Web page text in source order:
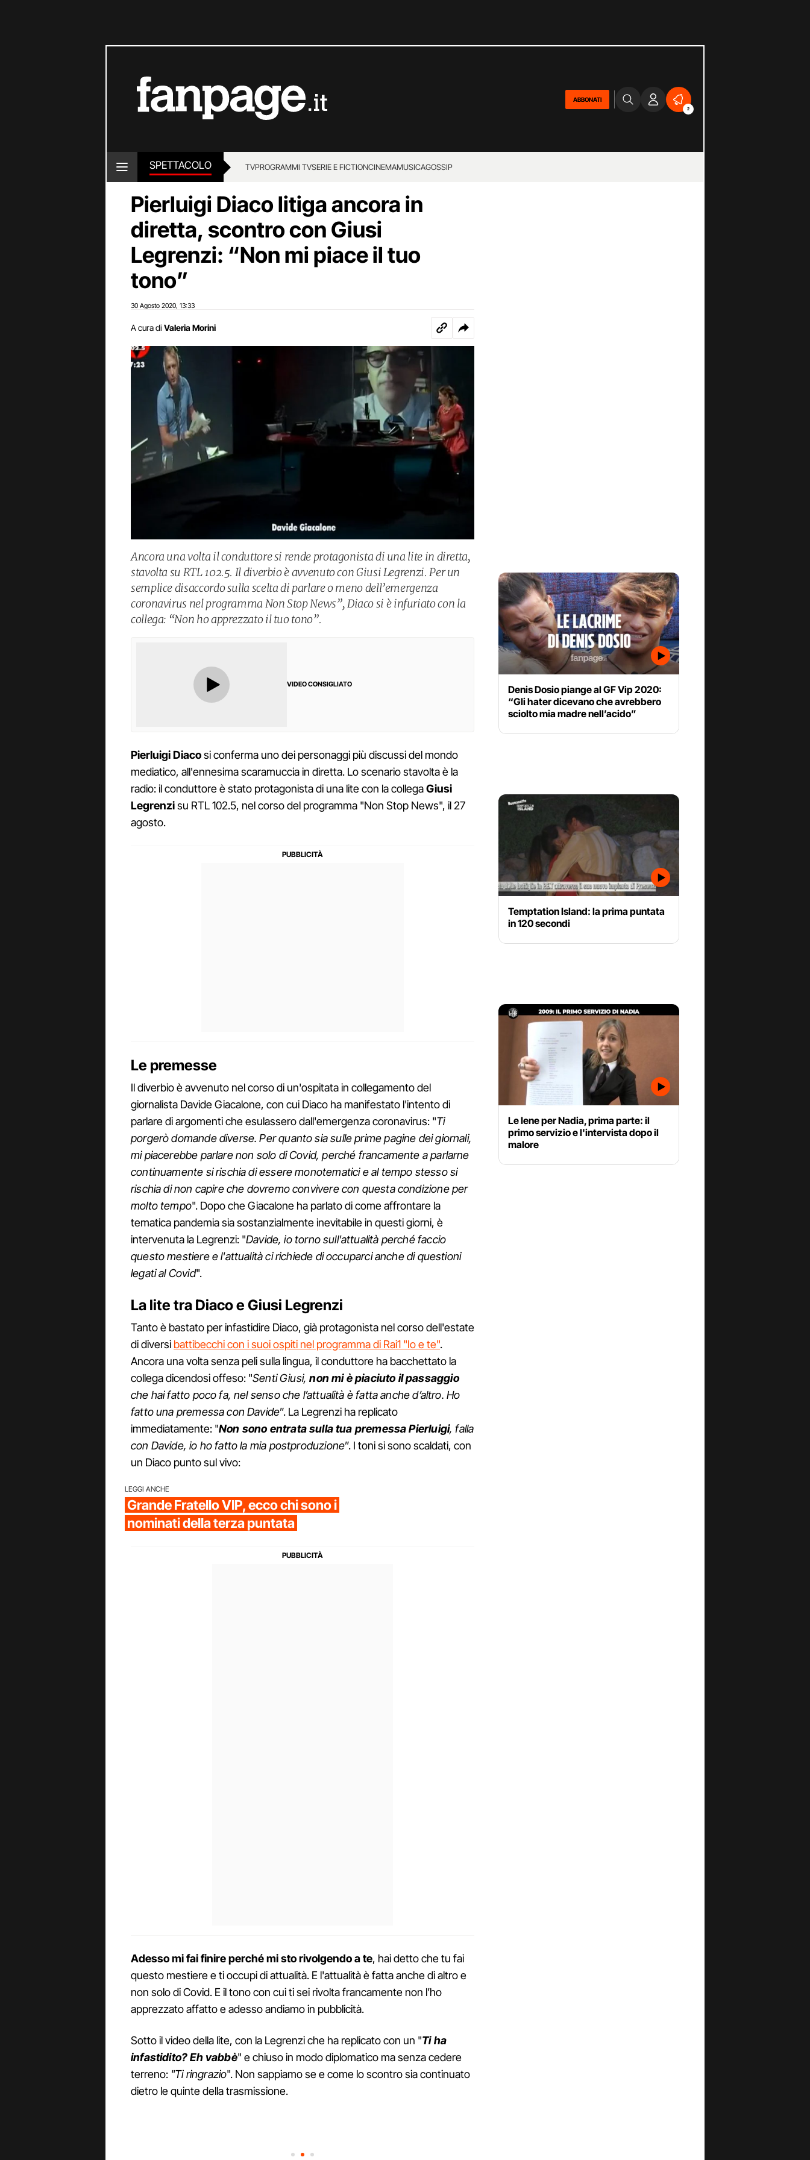
ABBONATI
2
SPETTACOLO TVPROGRAMMI TVSERIE E FICTIONCINEMAMUSICAGOSSIP
Pierluigi Diaco litiga ancora in
diretta, scontro con Giusi
Legrenzi: “Non mi piace il tuo
tono”
30 Agosto 2020 13:33
A cura di Valeria Morini
Ancora una volta il conduttore si rende protagonista di una lite in diretta,
stavolta su RTL 102.5. Il diverbio è avvenuto con Giusi Legrenzi. Per un
semplice disaccordo sulla scelta di parlare o meno dell’emergenza
coronavirus nel programma Non Stop News”, Diaco si è infuriato con la
collega: “Non ho apprezzato il tuo tono”.
VIDEO CONSIGLIATO
Pierluigi Diacosi conferma uno dei personaggi più discussi del mondo
mediatico, all'ennesima scaramuccia in diretta. Lo scenario stavolta è la
radio: il conduttore è stato protagonista di una lite con la collegaGiusi
Legrenzisu RTL 102.5, nel corso del programma "Non Stop News", il 27
agosto.
Le premesse
Il diverbio è avvenuto nel corso di un'ospitata in collegamento del
giornalista Davide Giacalone, con cui Diaco ha manifestato l'intento di
parlare di argomenti che esulassero dall'emergenza coronavirus: "Ti
porgerò domande diverse. Per quanto sia sulle prime pagine dei giornali,
mi piacerebbe parlare non solo di Covid, perché francamente a parlarne
continuamente si rischia di essere monotematici e al tempo stesso si
rischia di non capire che dovremo convivere con questa condizione per
molto tempo". Dopo che Giacalone ha parlato di come affrontare la
tematica pandemia sia sostanzialmente inevitabile in questi giorni, è
intervenuta la Legrenzi: "Davide, io torno sull'attualità perché faccio
questo mestiere e l'attualità ci richiede di occuparci anche di questioni
legati al Covid".
La lite tra Diaco e Giusi Legrenzi
Tanto è bastato per infastidire Diaco, già protagonista nel corso dell'estate
di diversi battibecchi con i suoi ospiti nel programma di Rai1 "Io e te".
Ancora una volta senza peli sulla lingua, il conduttore ha bacchettato la
collega dicendosi offeso: "Senti Giusi,non mi è piaciuto il passaggio
che hai fatto poco fa, nel senso che l’attualità è fatta anche d’altro. Ho
fatto una premessa con Davide”. La Legrenzi ha replicato
immediatamente: "Non sono entrata sulla tua premessa Pierluigi, falla
con Davide, io ho fatto la mia postproduzione”. I toni si sono scaldati, con
un Diaco punto sul vivo:
LEGGI ANCHE
Grande Fratello VIP, ecco chi sono i
nominati della terza puntata
Adesso mi fai finire perché mi sto rivolgendo a te, hai detto che tu fai
questo mestiere e ti occupi di attualità. E l'attualità è fatta anche di altro e
non solo di Covid. E il tono con cui ti sei rivolta francamente non l’ho
apprezzato affatto e adesso andiamo in pubblicità.
Sotto il video della lite, con la Legrenzi che ha replicato con un "Ti ha
infastidito? Eh vabbè" e chiuso in modo diplomatico ma senza cedere
terreno: "Ti ringrazio". Non sappiamo se e come lo scontro sia continuato
dietro le quinte della trasmissione.
Denis Dosio piange al GF Vip 2020:
“Gli hater dicevano che avrebbero
sciolto mia madre nell’acido”
Temptation Island: la prima puntata
in 120 secondi
Le Iene per Nadia, prima parte: il
primo servizio e l'intervista dopo il
malore